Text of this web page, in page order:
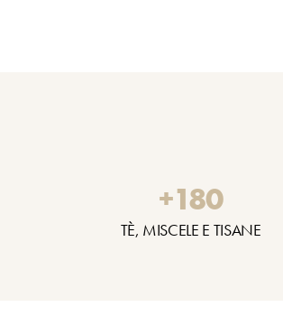
TÈ, MISCELE E TISANE
+180